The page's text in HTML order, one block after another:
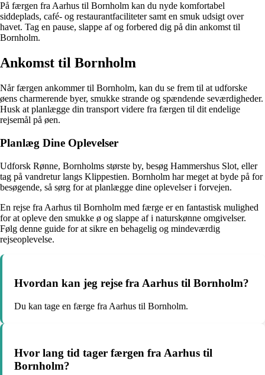
På færgen fra Aarhus til Bornholm kan du nyde komfortabel
siddeplads, café- og restaurantfaciliteter samt en smuk udsigt over
havet. Tag en pause, slappe af og forbered dig på din ankomst til
Bornholm.
Ankomst til Bornholm
Når færgen ankommer til Bornholm, kan du se frem til at udforske
øens charmerende byer, smukke strande og spændende seværdigheder.
Husk at planlægge din transport videre fra færgen til dit endelige
rejsemål på øen.
Planlæg Dine Oplevelser
Udforsk Rønne, Bornholms største by, besøg Hammershus Slot, eller
tag på vandretur langs Klippestien. Bornholm har meget at byde på for
besøgende, så sørg for at planlægge dine oplevelser i forvejen.
En rejse fra Aarhus til Bornholm med færge er en fantastisk mulighed
for at opleve den smukke ø og slappe af i naturskønne omgivelser.
Følg denne guide for at sikre en behagelig og mindeværdig
rejseoplevelse.
Hvordan kan jeg rejse fra Aarhus til Bornholm?
Du kan tage en færge fra Aarhus til Bornholm.
Hvor lang tid tager færgen fra Aarhus til
Bornholm?